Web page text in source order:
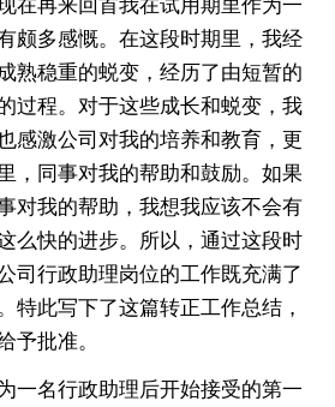
在再来回首我在试用期里作为一
颇多感慨。在这段时期里，我经
熟稳重的蜕变，经历了由短暂的
过程。对于这些成长和蜕变，我
感激公司对我的培养和教育，更
，同事对我的帮助和鼓励。如果
对我的帮助，我想我应该不会有
么快的进步。所以，通过这段时
司行政助理岗位的工作既充满了
特此写下了这篇转正工作总结，
予批准。
一名行政助理后开始接受的第一